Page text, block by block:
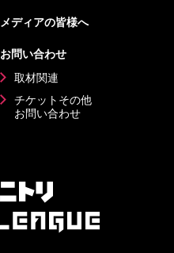
メディアの皆様へ
お問い合わせ
取材関連
チケットその他
お問い合わせ